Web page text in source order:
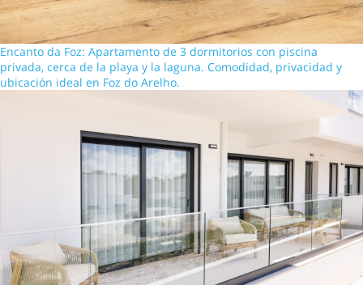
Encanto da Foz: Apartamento de 3 dormitorios con piscina
privada, cerca de la playa y la laguna. Comodidad, privacidad y
ubicación ideal en Foz do Arelho.